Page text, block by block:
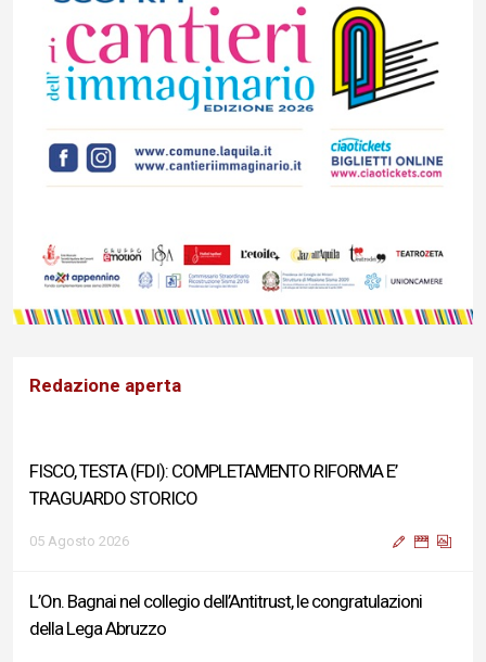
Redazione aperta
FISCO, TESTA (FDI): COMPLETAMENTO RIFORMA E’
TRAGUARDO STORICO
05 Agosto 2026
L’On. Bagnai nel collegio dell’Antitrust, le congratulazioni
della Lega Abruzzo